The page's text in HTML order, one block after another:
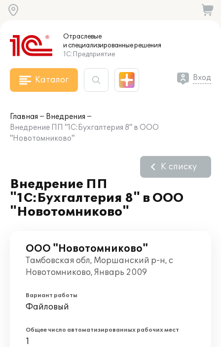
Отраслевые
и специализированныерешения
1С:Предприятие
Каталог Вход
Главная
Внедрения
Внедрение ПП "1С:Бухгалтерия 8" в ООО
"Новотомниково"
Внедрение ПП
"1С:Бухгалтерия 8" в ООО
"Новотомниково"
К списку
ООО "Новотомниково"
Тамбовская обл, Моршанский р-н, с
Новотомниково, Январь 2009
Вариант работы
Файловый
Общее число автоматизированных рабочих мест
1